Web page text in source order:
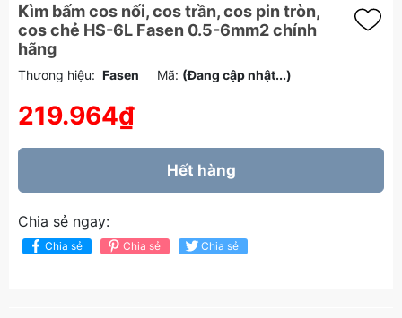
Kìm bấm cos nối, cos trần, cos pin tròn,
cos chẻ HS-6L Fasen 0.5-6mm2 chính
hãng
Thương hiệu: Fasen Mã: (Đang cập nhật...)
219.964₫
Hết hàng
Chia sẻ ngay:
Chia sẻ Chia sẻ Chia sẻ